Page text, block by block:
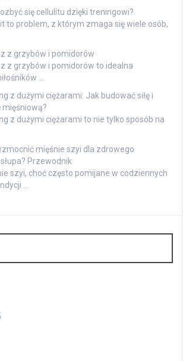
się cellulitu dzięki treningowi?
to problem, z którym zmaga się wiele osób,
z grzybów i pomidorów
z grzybów i pomidorów to idealna
…
z dużymi ciężarami: Jak budować siłę i
mięśniową?
z dużymi ciężarami to nie tylko sposób na
mięśnie szyi dla zdrowego
Przewodnik
szyi, choć często pomijane w codziennych
…